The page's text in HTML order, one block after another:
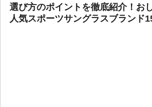
選び方のポイントを徹底紹介！お
人気スポーツサングラスブランド